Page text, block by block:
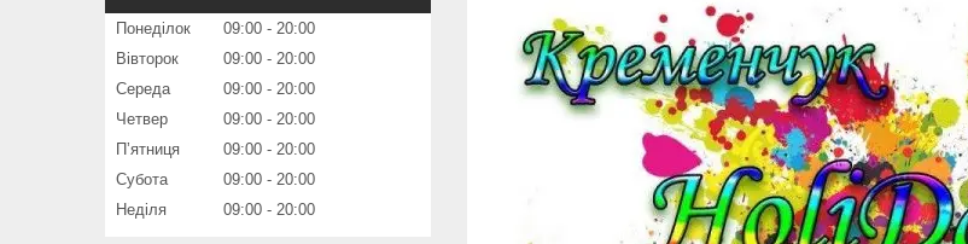
Понеділок 09:00
20:00
Вівторок
09:00
20:00
Середа
09:00
20:00
Четвер
09:00
20:00
Пʼятниця
09:00
20:00
Субота
09:00
20:00
Неділя
09:00 20:00